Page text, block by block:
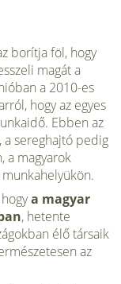
borítja föl, hogy
magát a
a 2010-es
hogy az egyes
Ebben az
a sereghajtó pedig
a magyarok
a ma­gyar
, hetente
élő társaik
az